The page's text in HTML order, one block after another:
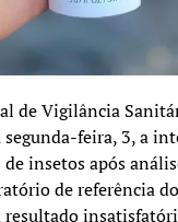
91%
96%
95%
recebem
de Vigilância
feira, 3, a
de insetos após
de referência